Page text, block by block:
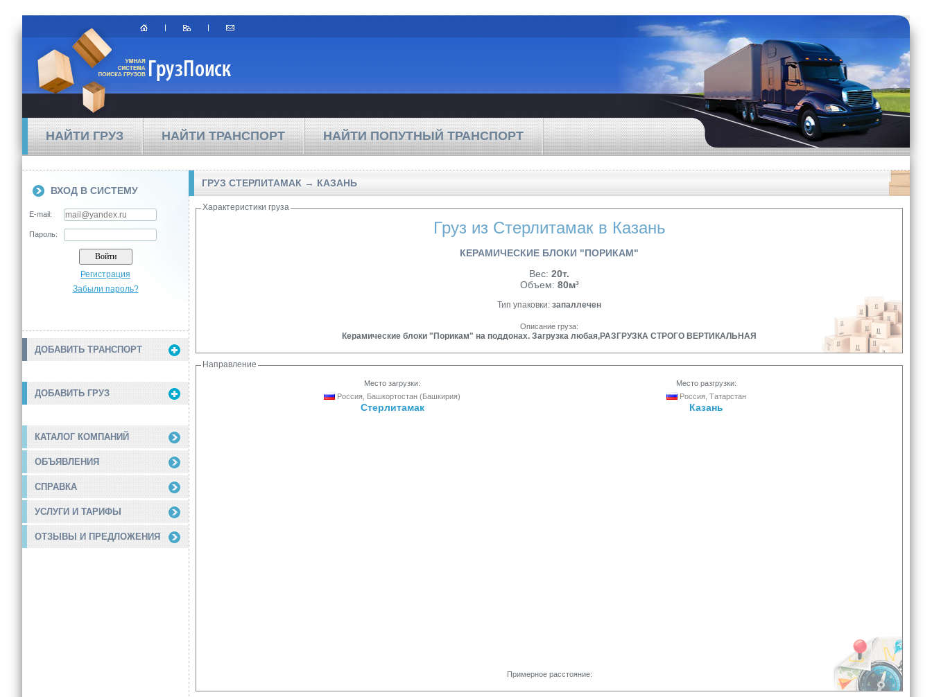
НАЙТИ ГРУЗ НАЙТИ ТРАНСПОРТ НАЙТИ ПОПУТНЫЙ ТРАНСПОРТ
ВХОД В СИСТЕМУ
E-mail:
Пароль:
Регистрация
Забыли пароль?
ДОБАВИТЬ ТРАНСПОРТ
ДОБАВИТЬ ГРУЗ
КАТАЛОГ КОМПАНИЙ
ОБЪЯВЛЕНИЯ
СПРАВКА
УСЛУГИ И ТАРИФЫ
ОТЗЫВЫ И ПРЕДЛОЖЕНИЯ
ГРУЗ СТЕРЛИТАМАК → КАЗАНЬ
Характеристики груза
Груз из Стерлитамак в Казань
КЕРАМИЧЕСКИЕ БЛОКИ "ПОРИКАМ"
Вес: 20т.
Объем: 80м³
Тип упаковки: запаллечен
Описание груза:
Керамические блоки "Порикам" на поддонах. Загрузка любая,РАЗГРУЗКА СТРОГО ВЕРТИКАЛЬНАЯ
Направление
Место загрузки:
Россия, Башкортостан (Башкирия)
Стерлитамак
Место разгрузки:
Россия, Татарстан
Казань
Примерное расстояние: